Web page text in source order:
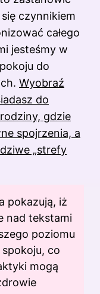
czynnikiem
całego
jesteśmy w
do
Wyobraź
do
gdzie
spojrzenia, a
„strefy
pokazują, iż
nad tekstami
poziomu
co
mogą